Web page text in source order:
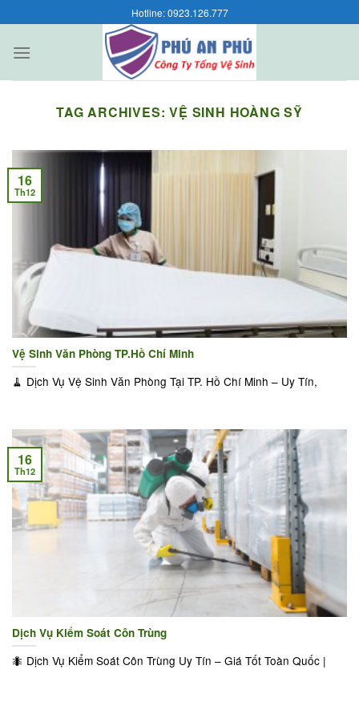
to
content
Hotline: 0923.126.777
TAG ARCHIVES:VỆ SINH HOÀNG SỸ
Vệ Sinh Văn Phòng TP.Hồ Chí Minh
🧹 Dịch Vụ Vệ Sinh Văn Phòng Tại TP. Hồ Chí Minh – Uy Tín,
16
Th12
Dịch Vụ Kiểm Soát Côn Trùng
🐜 Dịch Vụ Kiểm Soát Côn Trùng Uy Tín – Giá Tốt Toàn Quốc |
16
Th12